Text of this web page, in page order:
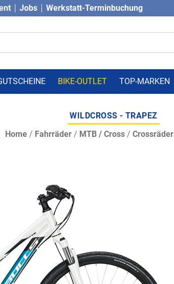
Jobs Werkstatt-Terminbuchung
BIKE-OUTLET TOP-MARKEN
WILDCROSS - TRAPEZ
Home / Fahrräder / MTB / Cross / Crossräder